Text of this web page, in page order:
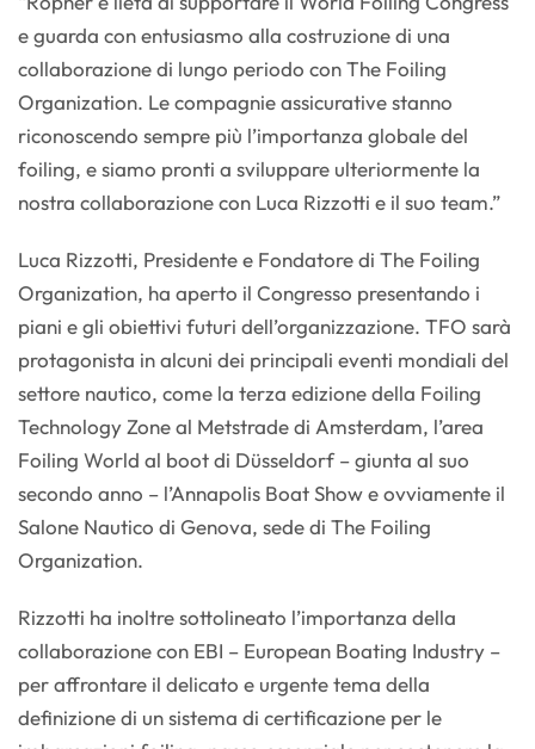
e guarda con entusiasmo alla costruzione di una
collaborazione di lungo periodo con The Foiling
Organization. Le compagnie assicurative stanno
riconoscendo sempre più l’importanza globale del
foiling, e siamo pronti a sviluppare ulteriormente la
nostra collaborazione con Luca Rizzotti e il suo team.”
Luca Rizzotti, Presidente e Fondatore di The Foiling
Organization, ha aperto il Congresso presentando i
piani e gli obiettivi futuri dell’organizzazione. TFO sarà
protagonista in alcuni dei principali eventi mondiali del
settore nautico, come la terza edizione della Foiling
Technology Zone al Metstrade di Amsterdam, l’area
Foiling World al boot di Düsseldorf – giunta al suo
secondo anno – l’Annapolis Boat Show e ovviamente il
Salone Nautico di Genova, sede di The Foiling
Organization.
Rizzotti ha inoltre sottolineato l’importanza della
collaborazione con EBI – European Boating Industry –
per affrontare il delicato e urgente tema della
definizione di un sistema di certificazione per le